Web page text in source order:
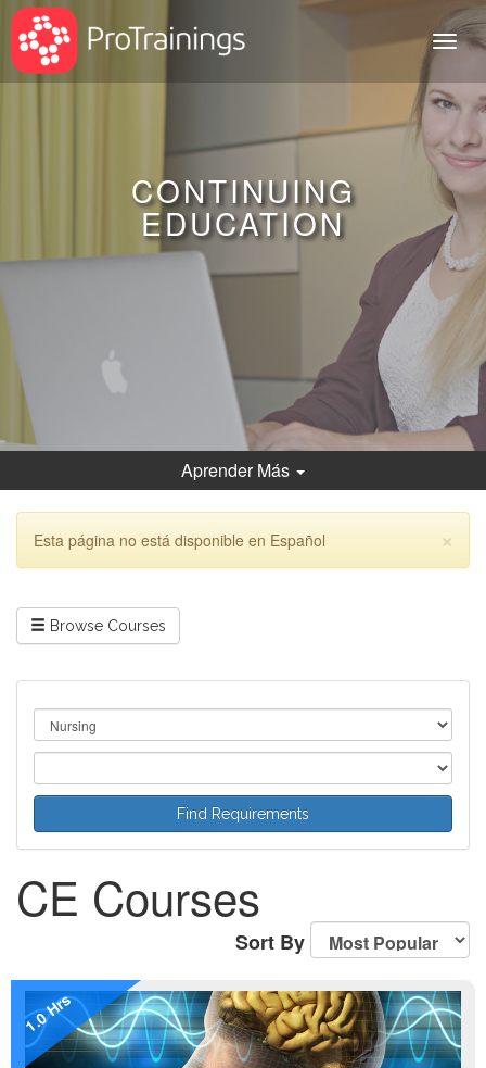
CONTINUING
EDUCATION
AprenderMás
×
Esta página no está disponible en Español
Browse Courses
CE Courses
Sort By
1.0 Hrs